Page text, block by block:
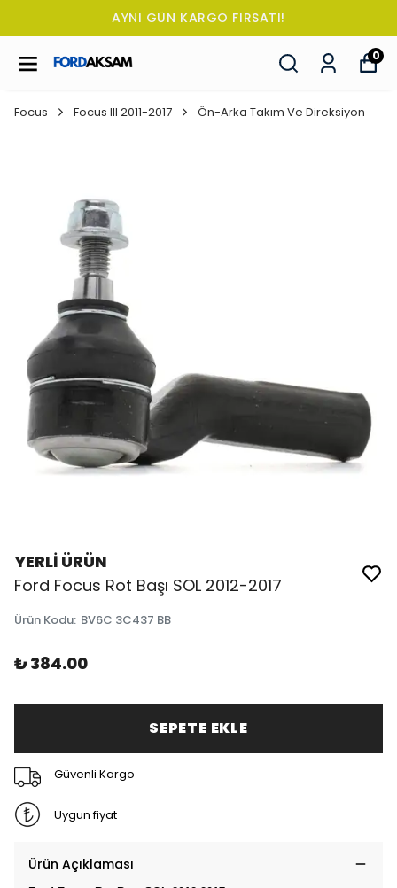
TÜM SİPARİŞLERDE OTO KOKUSU
0
Focus Focus III 2011-2017 Ön-Arka Takım Ve Direksiyon
YERLİ ÜRÜN
Ford Focus Rot Başı SOL 2012-2017
Ürün Kodu: BV6C 3C437 BB
₺ 384.00
SEPETE EKLE
Güvenli Kargo
Uygun fiyat
Ürün Açıklaması